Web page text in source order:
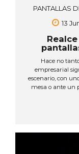
PANTALLAS
13
Hace no
empresarial
escenario, con
mesa o ante un
días pasaron!